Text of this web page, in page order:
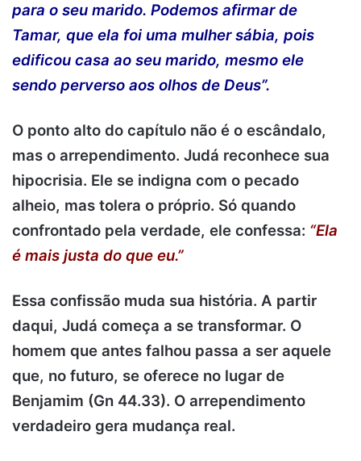
para o seu marido. Podemos afirmar de
Tamar, que ela foi uma mulher sábia, pois
edificou casa ao seu marido, mesmo ele
sendo perverso aos olhos de Deus”.
O ponto alto do capítulo não é o escândalo,
mas o arrependimento. Judá reconhece sua
hipocrisia. Ele se indigna com o pecado
alheio, mas tolera o próprio. Só quando
confrontado pela verdade, ele confessa: “Ela
é mais justa do que eu.”
Essa confissão muda sua história. A partir
daqui, Judá começa a se transformar. O
homem que antes falhou passa a ser aquele
que, no futuro, se oferece no lugar de
Benjamim (Gn 44.33). O arrependimento
verdadeiro gera mudança real.